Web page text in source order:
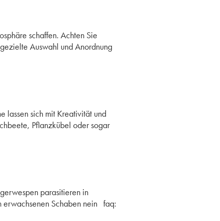
schaffen. Achten Sie
Auswahl und Anordnung
lassen sich mit Kreativität und
Pflanzkübel oder sogar
parasitieren in
Schaben nein faq: